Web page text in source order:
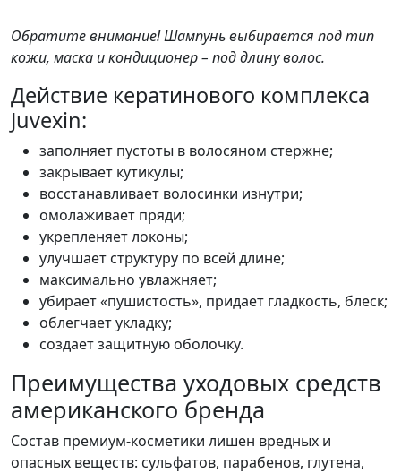
Обратите внимание! Шампунь выбирается под тип
кожи, маска и кондиционер – под длину волос.
Действие кератинового комплекса
Juvexin:
заполняет пустоты в волосяном стержне;
закрывает кутикулы;
восстанавливает волосинки изнутри;
омолаживает пряди;
укрепленяет локоны;
улучшает структуру по всей длине;
максимально увлажняет;
убирает «пушистость», придает гладкость, блеск;
облегчает укладку;
создает защитную оболочку.
Преимущества уходовых средств
американского бренда
Состав премиум-косметики лишен вредных и
опасных веществ: сульфатов, парабенов, глутена,